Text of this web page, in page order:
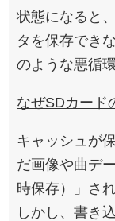
状態になると
タを保存でき
のような悪循
なぜSDカード
キャッシュが
だ画像や曲デ
時保存）」さ
しかし、書き